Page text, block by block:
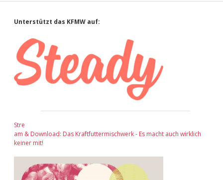
Sidebar
Unterstützt das KFMW auf:
Stre
am & Download: Das Kraftfuttermischwerk - Es macht auch wirklich
keiner mit!